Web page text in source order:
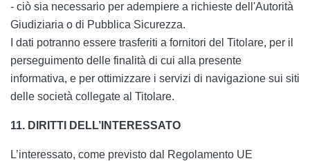
- ciò sia necessario per adempiere a richieste dell'Autorità
Giudiziaria o di Pubblica Sicurezza.
I dati potranno essere trasferiti a fornitori del Titolare, per il
perseguimento delle finalità di cui alla presente
informativa, e per ottimizzare i servizi di navigazione sui siti
delle società collegate al Titolare.
11. DIRITTI DELL’INTERESSATO
L’interessato, come previsto dal Regolamento UE